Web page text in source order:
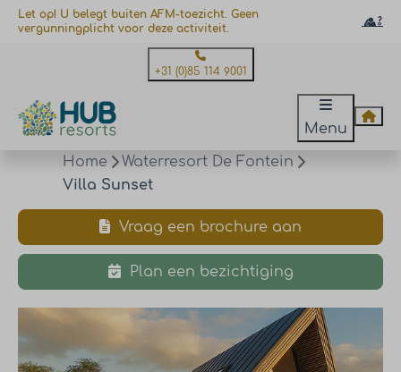
Let op! U belegt buiten AFM-toezicht. Geen
vergunningplicht voor deze activiteit.
+31 (0)85 114 9001
Menu
Home
Waterresort De Fontein
Villa Sunset
Vraag een brochure aan
Plan een bezichtiging